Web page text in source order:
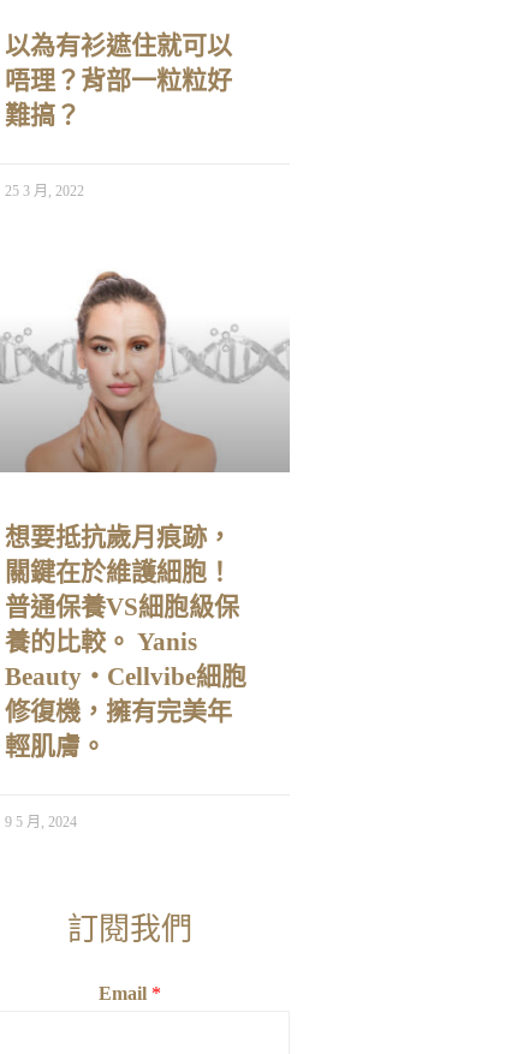
以為有衫遮住就可以
唔理？背部一粒粒好
難搞？
25 3 月, 2022
想要抵抗歲月痕跡，
關鍵在於維護細胞！
普通保養VS細胞級保
養的比較。 Yanis
Beauty・Cellvibe細胞
修復機，擁有完美年
輕肌膚。
9 5 月, 2024
訂閱我們
Email *